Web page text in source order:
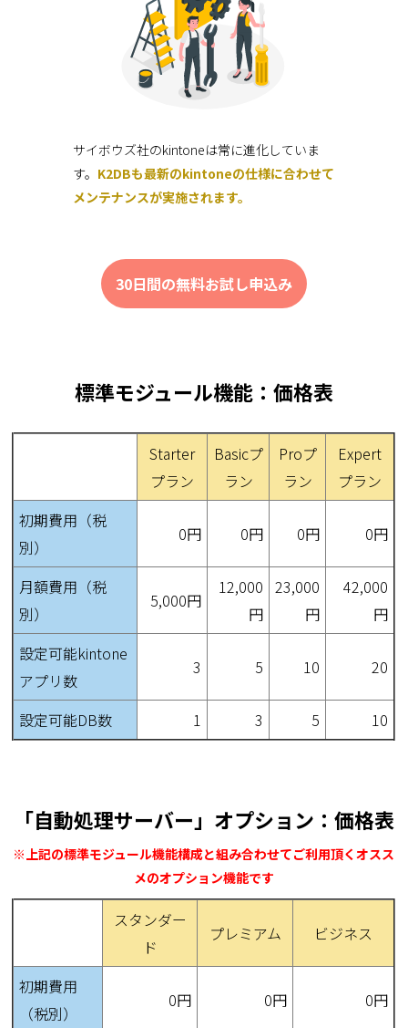
サイボウズ社のkintoneは常に進化していま
す。 K2DBも最新のkintoneの仕様に合わせて
メンテナンスが実施されます。
30日間の無料お試し申込み
標準モジュール機能：価格表
Starter
プラン
Basicプ
ラン
Proプ
ラン
Expert
プラン
初期費用（税
別）
0円 0円 0円 0円
月額費用（税
別）
5,000円
12,000
円
23,000
円
42,000
円
設定可能kintone
アプリ数
3 5 10 20
設定可能DB数 1 3 5 10
「自動処理サーバー」オプション：価格表
※上記の標準モジュール機能構成と組み合わせてご利用頂くオスス
メのオプション機能です
スタンダー
ド
プレミアム ビジネス
初期費用
（税別）
0円 0円 0円